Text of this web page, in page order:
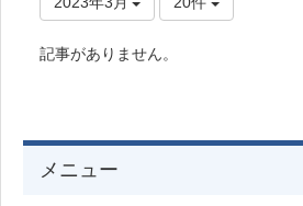
記事がありません。
メニュー